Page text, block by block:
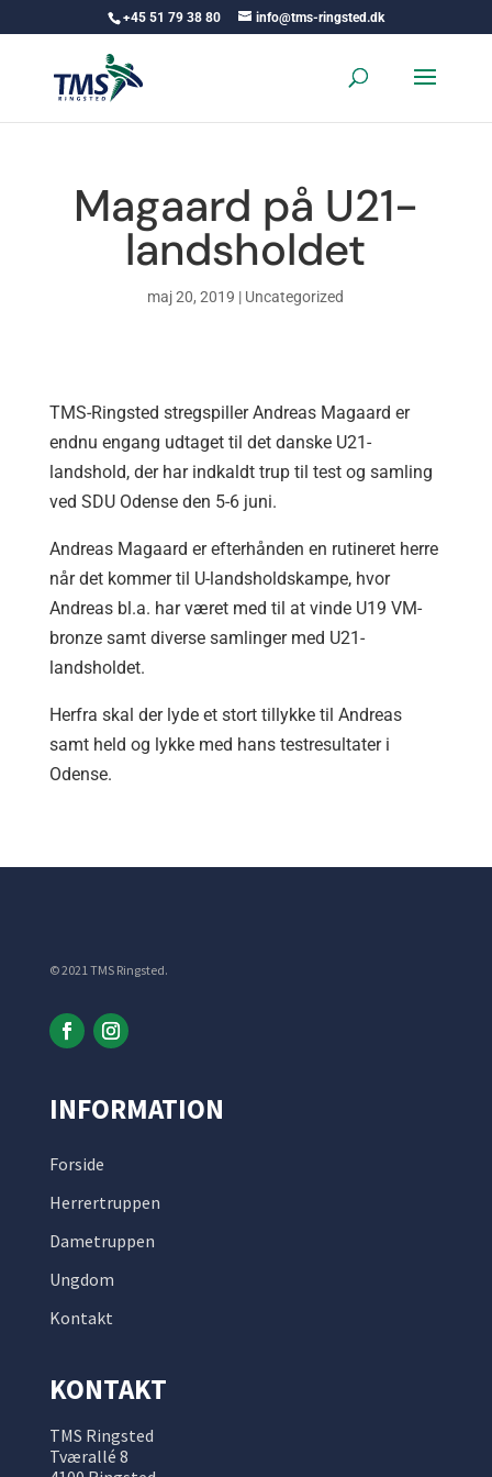
+45 51 79 38 80 info@tms-ringsted.dk
Magaard på U21-
landsholdet
maj 20, 2019 | Uncategorized
TMS-Ringsted stregspiller Andreas Magaard er
endnu engang udtaget til det danske U21-
landshold, der har indkaldt trup til test og samling
ved SDU Odense den 5-6 juni.
Andreas Magaard er efterhånden en rutineret herre
når det kommer til U-landsholdskampe, hvor
Andreas bl.a. har været med til at vinde U19 VM-
bronze samt diverse samlinger med U21-
landsholdet.
Herfra skal der lyde et stort tillykke til Andreas
samt held og lykke med hans testresultater i
Odense.
© 2021 TMS Ringsted.
INFORMATION
Forside
Herrertruppen
Dametruppen
Ungdom
Kontakt
KONTAKT
TMS Ringsted
Tværallé 8